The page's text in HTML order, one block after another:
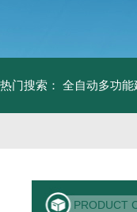
热门搜索： 全自动多功能
PRODUCT